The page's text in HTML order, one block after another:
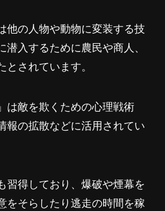
他の人物や動物に変装する技
入するために農民や商人、
されています。
は敵を欺くための心理戦術
報の拡散などに活用されてい
習得しており、爆破や煙幕を
をそらしたり逃走の時間を稼